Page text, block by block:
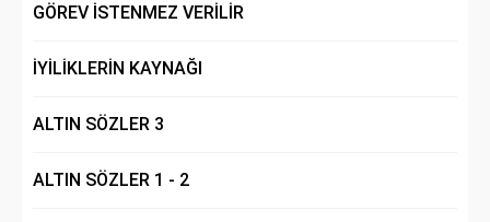
GÖREV İSTENMEZ VERİLİR
İYİLİKLERİN KAYNAĞI
ALTIN SÖZLER 3
ALTIN SÖZLER 1 - 2